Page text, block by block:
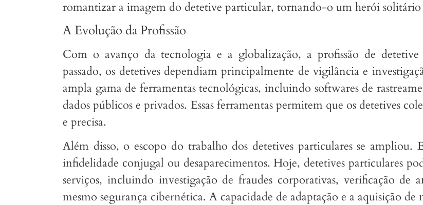
romantizar a imagem do detetive particular, tornando-o um herói solitário
A Evolução da Profissão
Com o avanço da tecnologia e a globalização, a profissão de
passado, os detetives dependiam principalmente de vigilância e
ampla gama de ferramentas tecnológicas, incluindo softwares de
dados públicos e privados. Essas ferramentas permitem que os detetives
e precisa.
Além disso, o escopo do trabalho dos detetives particulares se ampliou.
infidelidade conjugal ou desaparecimentos. Hoje, detetives particulares
serviços, incluindo investigação de fraudes corporativas, verificação de
mesmo segurança cibernética. A capacidade de adaptação e a aquisição de